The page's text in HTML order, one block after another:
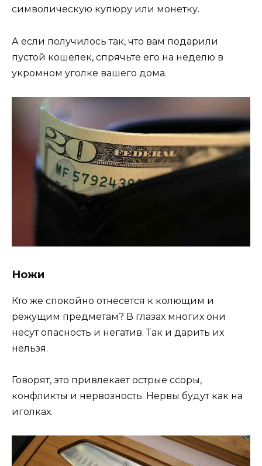
символическую купюру или монетку.
А если получилось так, что вам подарили
пустой кошелек, спрячьте его на неделю в
укромном уголке вашего дома.
Ножи
Кто же спокойно отнесется к колющим и
режущим предметам? В глазах многих они
несут опасность и негатив. Так и дарить их
нельзя.
Говорят, это привлекает острые ссоры,
конфликты и нервозность. Нервы будут как на
иголках.